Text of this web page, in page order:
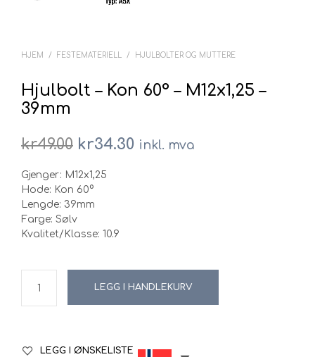
HJEM / FESTEMATERIELL / HJULBOLTER OG MUTTERE
Hjulbolt – Kon 60° – M12x1,25 –
39mm
kr49.00 Opprinnelig
pris
var:
kr49.00.
kr34.30 Nåværende
inkl. mva
Gjenger: M12x1,25
Hode: Kon 60°
Lengde: 39mm
Farge: Sølv
Kvalitet/Klasse: 10.9
LEGG I HANDLEKURV
LEGG I ØNSKELISTE